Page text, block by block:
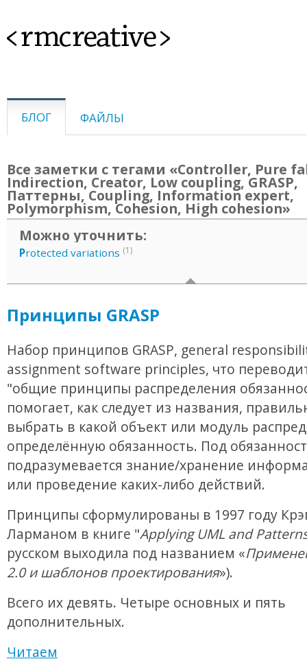
<rmcreative>
БЛОГ ФАЙЛЫ
Все заметки с тегами «Controller, Pure
Indirection, Creator, Low coupling, GRASP,
Паттерны, Coupling, Information expert,
Polymorphism, Cohesion, High cohesion»
Можно уточнить:
Protected variations (1)
Принципы GRASP
Набор принципов GRASP, general
assignment software principles, что
"общие принципы распределения
помогает, как следует из названия,
выбрать в какой объект или модуль
определённую обязанность. Под
подразумевается знание/хранение
или проведение каких-либо действий.
Принципы сформулированы в 1997 году
Ларманом в книге "Applying UML and
русском выходила под названием «
2.0 и шаблонов проектирования»).
Всего их девять. Четыре основных и пять
дополнительных.
Читаем